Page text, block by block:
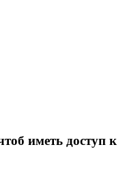
иметь доступ к